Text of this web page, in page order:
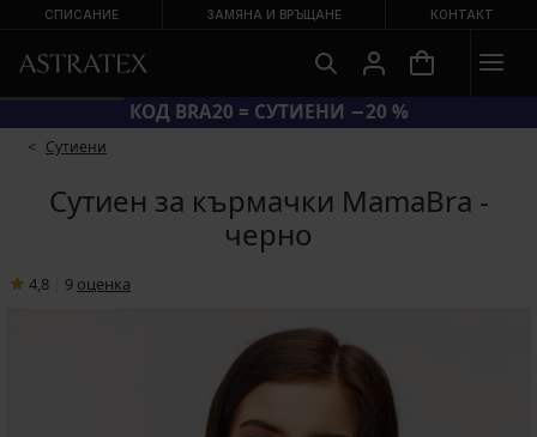
СПИСАНИЕ ЗАМЯНА И ВРЪЩАНЕ КОНТАКТ
КОД BRA20 = СУТИЕНИ −20 %
Сутиени
Сутиен за кърмачки MamaBra -
черно
4,8 9 oценка